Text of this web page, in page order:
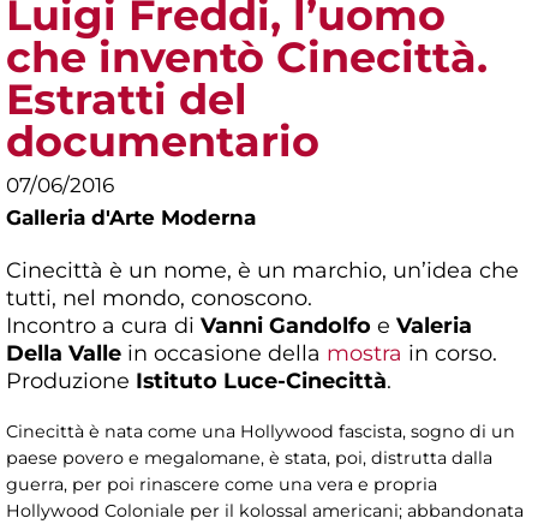
Luigi Freddi, l’uomo
che inventò Cinecittà.
Estratti del
documentario
07/06/2016
Galleria d'Arte Moderna
Cinecittà è un nome, è un marchio, un’idea che
tutti, nel mondo, conoscono.
Incontro a cura di Vanni Gandolfo e Valeria
Della Valle in occasione della mostra in corso.
Produzione Istituto Luce-Cinecittà.
Cinecittà è nata come una Hollywood fascista, sogno di un
paese povero e megalomane, è stata, poi, distrutta dalla
guerra, per poi rinascere come una vera e propria
Hollywood Coloniale per il kolossal americani; abbandonata